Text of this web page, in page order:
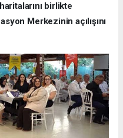
birlikte
Merkezinin açılışını